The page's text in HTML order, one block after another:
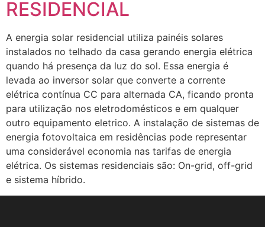
RESIDENCIAL
A energia solar residencial utiliza painéis solares
instalados no telhado da casa gerando energia elétrica
quando há presença da luz do sol. Essa energia é
levada ao inversor solar que converte a corrente
elétrica contínua CC para alternada CA, ficando pronta
para utilização nos eletrodomésticos e em qualquer
outro equipamento eletrico. A instalação de sistemas de
energia fotovoltaica em residências pode representar
uma considerável economia nas tarifas de energia
elétrica. Os sistemas residenciais são: On-grid, off-grid
e sistema híbrido.